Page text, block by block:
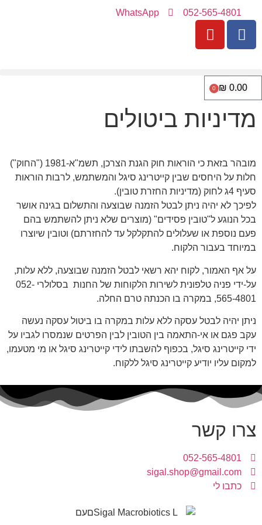
052-565-4801
WhatsApp
₪ 0.00
0
מדיניות ביטולים
מובהר בזאת כי הוראות חוק הגנת הצרכן, תשמ"א-1981 ("החוק")
חלות על היחסים שבין קייטרינג סיגל והמשתמש, לרבות הוראות
סעיף 4ג לחוק (מדיניות החזרת טובין).
לפיכך לא יהיה ניתן לבטל הזמנה שבוצעה והתשלום בגינה אושר
בכל הנוגע ל"טובין פסידים" (מוצרים שלא ניתן להשתמש בהם
פעם נוספת או שעלולים להתקלקל עד להחזרתם) וטובין שיוצרו
במיוחד בעבור הלקוח.
על אף האמור, לקוח יהא רשאי לבטל הזמנה שבוצעה, ללא עלות,
על-ידי פניה טלפונית לשירות הלקוחות של החנות בסלולרי 052-
565-4801, במקרה בו הכנתה טרם החלה.
ניתן יהיה לבטל עסקה ללא עלות במקרה בו ביטול עסקה נעשה
עקב פגם או אי-התאמה בין הטובין לבין הפרטים שנמסרו לגביו על
ידי קייטרינג סיגל, בכפוף להשבתו לידי קייטרינג סיגל או מי מטעמו,
למקום עליו יודיע קייטרינג סיגל ללקוח.
צרו קשר
052-565-4801
sigal.shop@gmail.com
כתבו לי